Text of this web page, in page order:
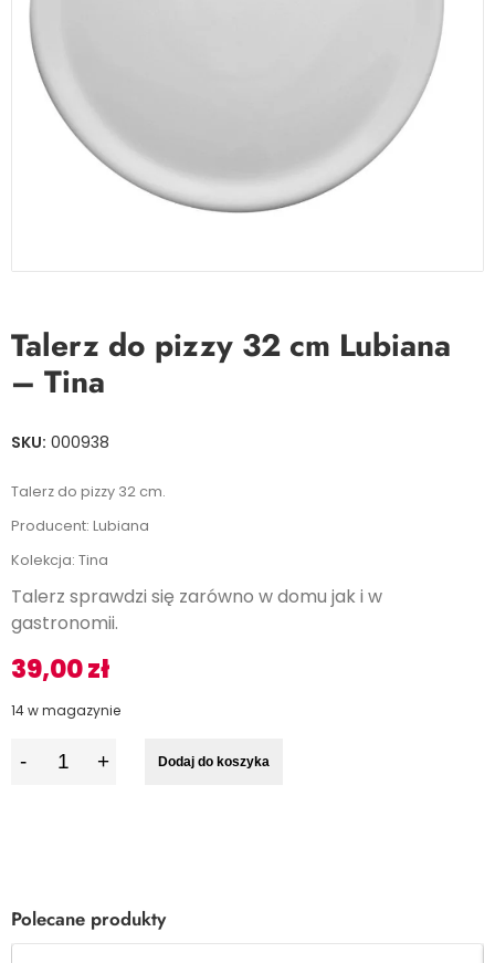
Talerz do pizzy 32 cm Lubiana
– Tina
SKU: 000938
Talerz do pizzy 32 cm.
Producent: Lubiana
Kolekcja: Tina
Talerz sprawdzi się zarówno w domu jak i w
gastronomii.
39,00zł
14 w magazynie
Dodaj do koszyka
Polecane produkty